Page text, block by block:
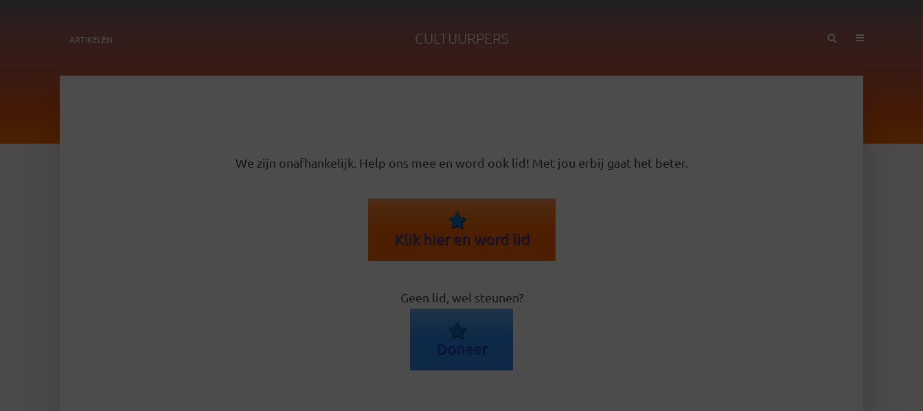
ARTIKELEN CULTUURPERS
We zijn onafhankelijk. Help ons mee en word ook lid! Met jou erbij gaat het beter.
Klik hier en word lid
Geen lid, wel steunen?
Doneer